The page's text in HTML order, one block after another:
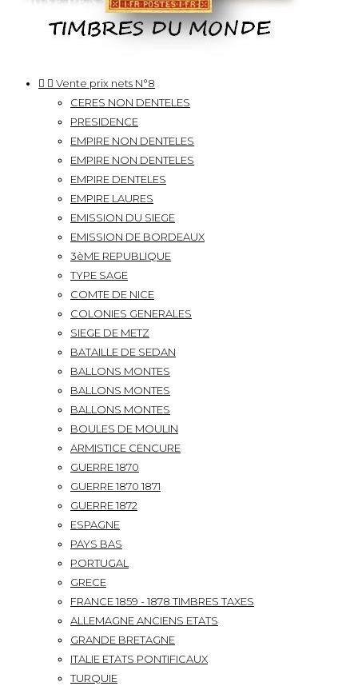
  Vente prix nets N°8
CERES NON DENTELES
PRESIDENCE
EMPIRE NON DENTELES
EMPIRE NON DENTELES
EMPIRE DENTELES
EMPIRE LAURES
EMISSION DU SIEGE
EMISSION DE BORDEAUX
3èME REPUBLIQUE
TYPE SAGE
COMTE DE NICE
COLONIES GENERALES
SIEGE DE METZ
BATAILLE DE SEDAN
BALLONS MONTES
BALLONS MONTES
BALLONS MONTES
BOULES DE MOULIN
ARMISTICE CENCURE
GUERRE 1870
GUERRE 1870 1871
GUERRE 1872
ESPAGNE
PAYS BAS
PORTUGAL
GRECE
FRANCE 1859 - 1878 TIMBRES TAXES
ALLEMAGNE ANCIENS ETATS
GRANDE BRETAGNE
ITALIE ETATS PONTIFICAUX
TURQUIE